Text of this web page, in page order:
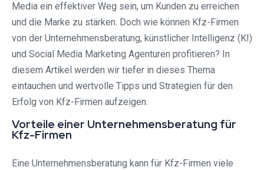
Media ein effektiver Weg sein, um Kunden zu erreichen
und die Marke zu stärken. Doch wie können Kfz-Firmen
von der Unternehmensberatung, künstlicher Intelligenz (KI)
und Social Media Marketing Agenturen profitieren? In
diesem Artikel werden wir tiefer in dieses Thema
eintauchen und wertvolle Tipps und Strategien für den
Erfolg von Kfz-Firmen aufzeigen.
Vorteile einer Unternehmensberatung für
Kfz-Firmen
Eine Unternehmensberatung kann für Kfz-Firmen viele